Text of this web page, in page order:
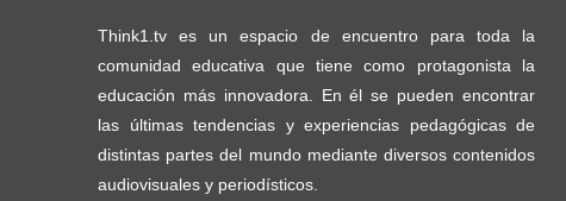
Think1.tv es un espacio de encuentro para toda la
comunidad educativa que tiene como protagonista la
educación más innovadora. En él se pueden encontrar
las últimas tendencias y experiencias pedagógicas de
distintas partes del mundo mediante diversos contenidos
audiovisuales y periodísticos.